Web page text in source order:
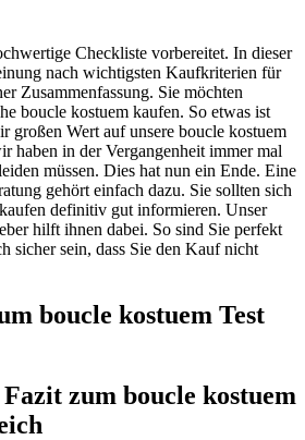
Checkliste vorbereitet. In dieser
nach wichtigsten Kaufkriterien für
Zusammenfassung. Sie möchten
boucle kostuem kaufen. So etwas ist
großen Wert auf unsere boucle kostuem
haben in der Vergangenheit immer mal
müssen. Dies hat nun ein Ende. Eine
gehört einfach dazu. Sie sollten sich
definitiv gut informieren. Unser
hilft ihnen dabei. So sind Sie perfekt
sicher sein, dass Sie den Kauf nicht
boucle kostuem Test
Fazit zum boucle kostuem